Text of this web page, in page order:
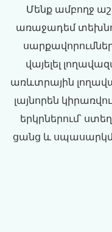
Մենք ամբողջ
առաջադեմ
վայելել
առևտրային
լայնորեն
երկրներում՝
ցանց և